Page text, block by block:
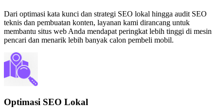
Dari optimasi kata kunci dan strategi SEO lokal hingga audit SEO
teknis dan pembuatan konten, layanan kami dirancang untuk
membantu situs web Anda mendapat peringkat lebih tinggi di mesin
pencari dan menarik lebih banyak calon pembeli mobil.
Optimasi SEO Lokal